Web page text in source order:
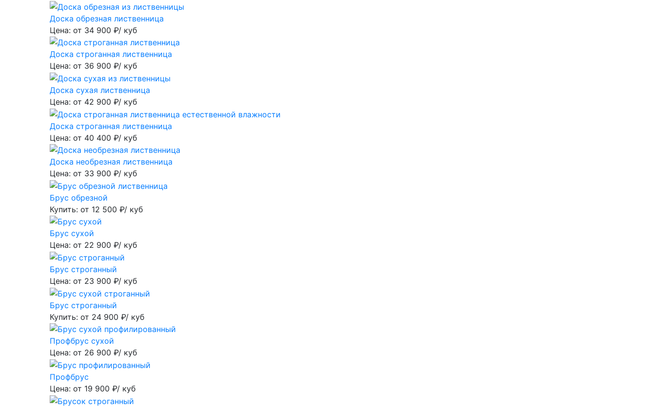
Доска обрезная лиственница
Цена: от 34 900 ₽/ куб
Доска строганная лиственница
Цена: от 36 900 ₽/ куб
Доска сухая лиственница
Цена: от 42 900 ₽/ куб
Доска строганная лиственница
Цена: от 40 400 ₽/ куб
Доска необрезная лиственница
Цена: от 33 900 ₽/ куб
Брус обрезной
Купить: от 12 500 ₽/ куб
Брус сухой
Цена: от 22 900 ₽/ куб
Брус строганный
Цена: от 23 900 ₽/ куб
Брус строганный
Купить: от 24 900 ₽/ куб
Профбрус сухой
Цена: от 26 900 ₽/ куб
Профбрус
Цена: от 19 900 ₽/ куб